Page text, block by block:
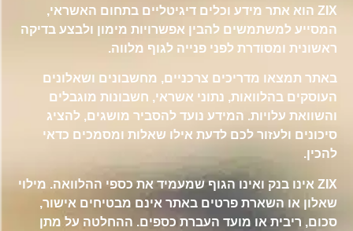
ZIX הוא אתר מידע וכלים דיגיטליים בתחום האשראי,
המסייע למשתמשים להבין אפשרויות מימון ולבצע בדיקה
ראשונית ומסודרת לפני פנייה לגוף מלווה.
באתר תמצאו מדריכים צרכניים, מחשבונים ושאלונים
העוסקים בהלוואות, נתוני אשראי, חשבונות מוגבלים
והשוואת עלויות. המידע נועד להסביר מושגים, להציג
סיכונים ולעזור לכם לדעת אילו שאלות ומסמכים כדאי
להכין.
ZIX אינו בנק ואינו הגוף שמעמיד את כספי ההלוואה. מילוי
שאלון או השארת פרטים באתר אינם מבטיחים אישור,
סכום, ריבית או מועד העברת כספים. ההחלטה על מתן